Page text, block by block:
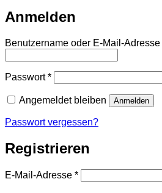
Anmelden
Benutzername oder E-Mail-Adresse
Passwort*Erforderlich
Angemeldet bleiben Anmelden
Passwort vergessen?
Registrieren
E-Mail-Adresse *Erforderlich